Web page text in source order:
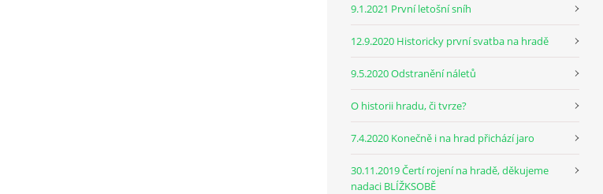
9.1.2021 První letošní sníh
12.9.2020 Historicky první svatba na hradě
9.5.2020 Odstranění náletů
O historii hradu, či tvrze?
7.4.2020 Konečně i na hrad přichází jaro
30.11.2019 Čertí rojení na hradě, děkujeme
nadaci BLÍŽKSOBĚ